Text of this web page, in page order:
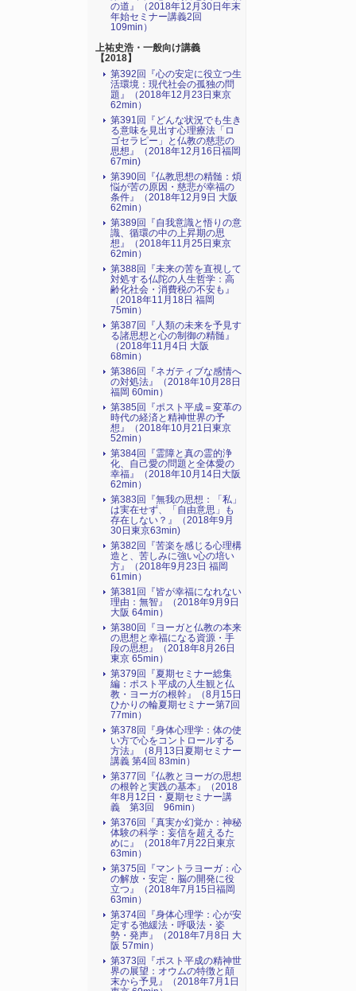
の道』（2018年12月30日年末
年始セミナー講義2回
109min）
上祐史浩・一般向け講義
【2018】
第392回『心の安定に役立つ生
活環境：現代社会の孤独の問
題』（2018年12月23日東京
62min）
第391回『どんな状況でも生き
る意味を見出す心理療法「ロ
ゴセラピー」と仏教の慈悲の
思想』（2018年12月16日福岡
67min)
第390回『仏教思想の精髄：煩
悩が苦の原因・慈悲が幸福の
条件』（2018年12月9日 大阪
62min）
第389回『自我意識と悟りの意
識、循環の中の上昇期の思
想』（2018年11月25日東京
62min）
第388回『未来の苦を直視して
対処する仏陀の人生哲学：高
齢化社会・消費税の不安も』
（2018年11月18日 福岡
75min）
第387回『人類の未来を予見す
る諸思想と心の制御の精髄』
（2018年11月4日 大阪
68min）
第386回『ネガティブな感情へ
の対処法』（2018年10月28日
福岡 60min）
第385回『ポスト平成＝変革の
時代の経済と精神世界の予
想』（2018年10月21日東京
52min）
第384回『霊障と真の霊的浄
化、自己愛の問題と全体愛の
幸福』（2018年10月14日大阪
62min）
第383回『無我の思想：「私」
は実在せず、「自由意思」も
存在しない？』（2018年9月
30日東京63min)
第382回『苦楽を感じる心理構
造と、苦しみに強い心の培い
方』（2018年9月23日 福岡
61min）
第381回『皆が幸福になれない
理由：無智』（2018年9月9日
大阪 64min）
第380回『ヨーガと仏教の本来
の思想と幸福になる資源・手
段の思想』（2018年8月26日
東京 65min）
第379回『夏期セミナー総集
編：ポスト平成の人生観と仏
教・ヨーガの根幹』（8月15日
ひかりの輪夏期セミナー第7回
77min）
第378回『身体心理学：体の使
い方で心をコントロールする
方法』（8月13日夏期セミナー
講義 第4回 83min）
第377回『仏教とヨーガの思想
の根幹と実践の基本』（2018
年8月12日・夏期セミナー講
義 第3回 96min）
第376回『真実か幻覚か：神秘
体験の科学：妄信を超えるた
めに』（2018年7月22日東京
63min）
第375回『マントラヨーガ：心
の解放・安定・脳の開発に役
立つ』（2018年7月15日福岡
63min）
第374回『身体心理学：心が安
定する弛緩法・呼吸法・姿
勢・発声』（2018年7月8日 大
阪 57min）
第373回『ポスト平成の精神世
界の展望：オウムの特徴と顛
末から予見』（2018年7月1日